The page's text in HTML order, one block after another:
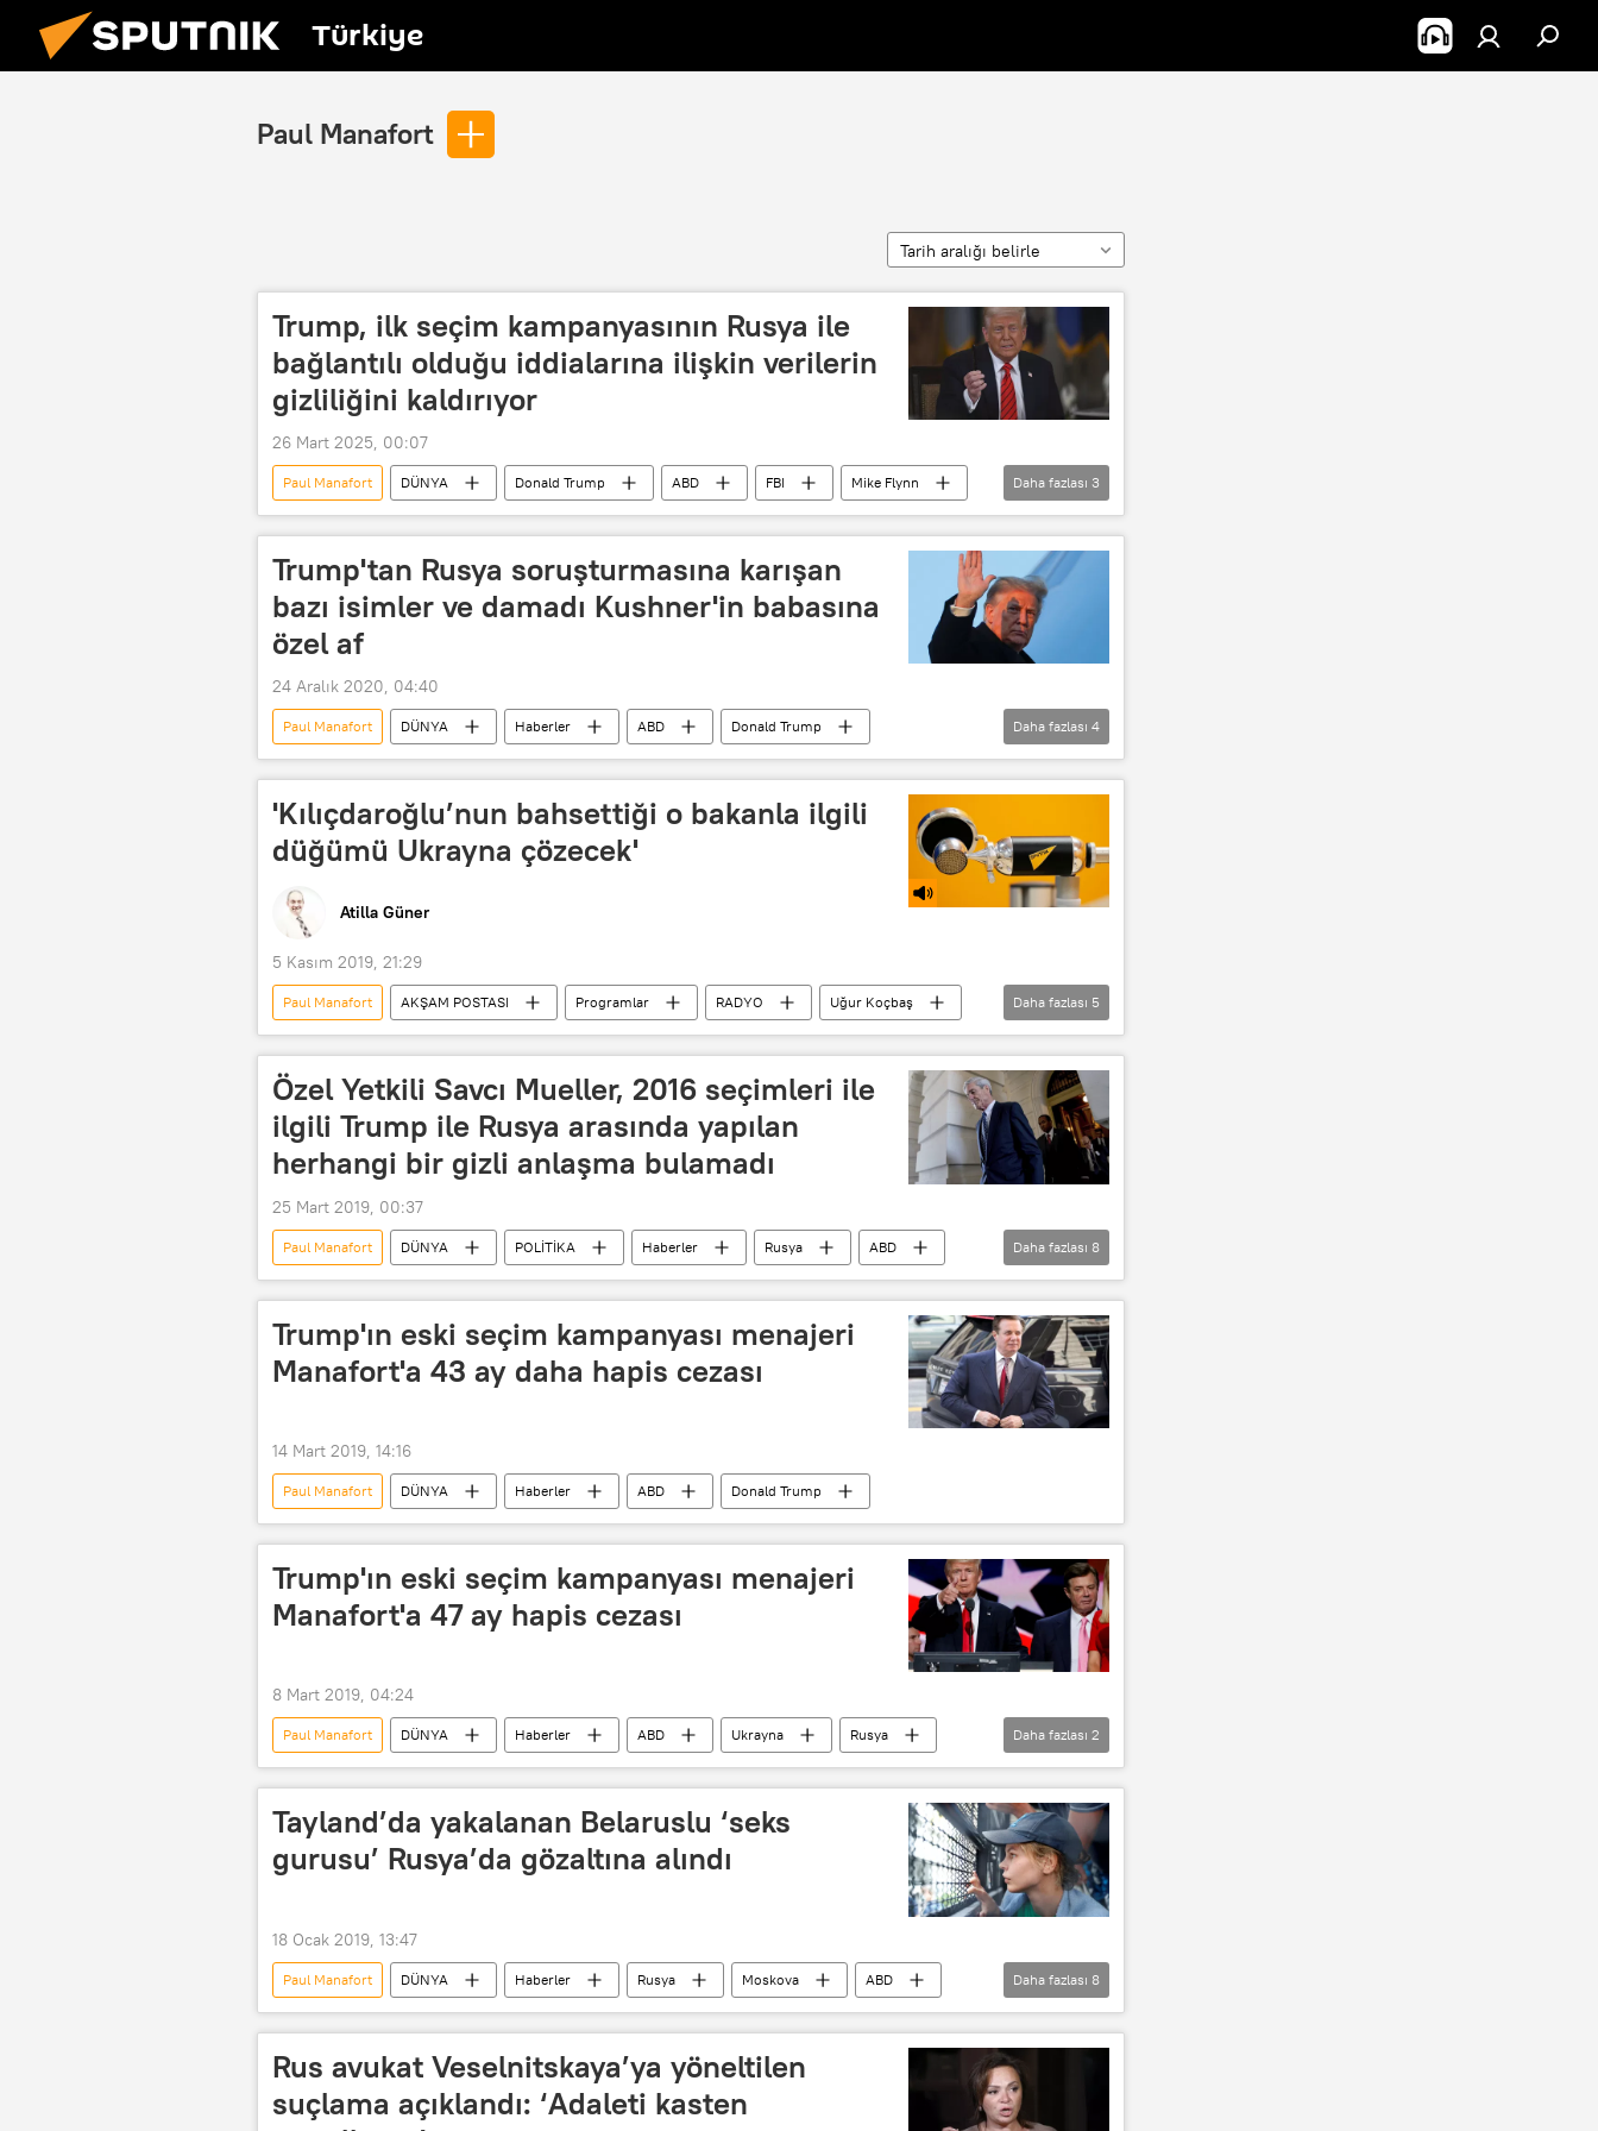
Türkiye
Paul Manafort
Tarih aralığı belirle
Trump, ilk seçim kampanyasının Rusya ile
bağlantılı olduğu iddialarına ilişkin verilerin
gizliliğini kaldırıyor
26 Mart 2025, 00:07
Paul Manafort DÜNYA Donald Trump ABD FBI
Mike Flynn
Rusya
Kremlin Seçim kampanyası
Daha fazlası 3
Trump'tan Rusya soruşturmasına karışan
bazı isimler ve damadı Kushner'in babasına
özel af
24 Aralık 2020, 04:40
Paul Manafort DÜNYA Haberler ABD
Donald Trump
Rusya soruşturması
Jared Kushner Roger Stone Af
Daha fazlası 4
'Kılıçdaroğlu’nun bahsettiği o bakanla ilgili
düğümü Ukrayna çözecek'
Atilla Güner
5 Kasım 2019, 21:29
Paul Manafort AKŞAM POSTASI Programlar RADYO
Uğur Koçbaş
CHP
Kemal Kılıçdaroğlu AK Parti Ukrayna WikiLeaks
Daha fazlası 5
Özel Yetkili Savcı Mueller, 2016 seçimleri ile
ilgili Trump ile Rusya arasında yapılan
herhangi bir gizli anlaşma bulamadı
25 Mart 2019, 00:37
Paul Manafort DÜNYA POLİTİKA Haberler Rusya
ABD
Donald Trump
James Comey Michael Flynn
Robert Mueller
2016 ABD Başkanlık Seçimleri
Daha fazlası 8
Trump'ın eski seçim kampanyası menajeri
Manafort'a 43 ay daha hapis cezası
14 Mart 2019, 14:16
Paul Manafort DÜNYA Haberler ABD Donald Trump
Trump'ın eski seçim kampanyası menajeri
Manafort'a 47 ay hapis cezası
8 Mart 2019, 04:24
Paul Manafort DÜNYA Haberler ABD Ukrayna
Rusya
Donald Trump
Hapis cezası
Daha fazlası 2
Tayland’da yakalanan Belaruslu ‘seks
gurusu’ Rusya’da gözaltına alındı
18 Ocak 2019, 13:47
Paul Manafort DÜNYA Haberler Rusya Moskova
ABD
Belarus
Tayland Donald Trump
Anastasya Vaşukeviç
seks gurusu
Daha fazlası 8
Rus avukat Veselnitskaya’ya yöneltilen
suçlama açıklandı: ‘Adaleti kasten